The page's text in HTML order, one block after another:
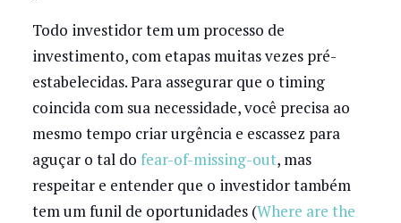
Todo investidor tem um processo de
investimento, com etapas muitas vezes pré-
estabelecidas. Para assegurar que o timing
coincida com sua necessidade, você precisa ao
mesmo tempo criar urgência e escassez para
aguçar o tal do fear-of-missing-out, mas
respeitar e entender que o investidor também
tem um funil de oportunidades (Where are the